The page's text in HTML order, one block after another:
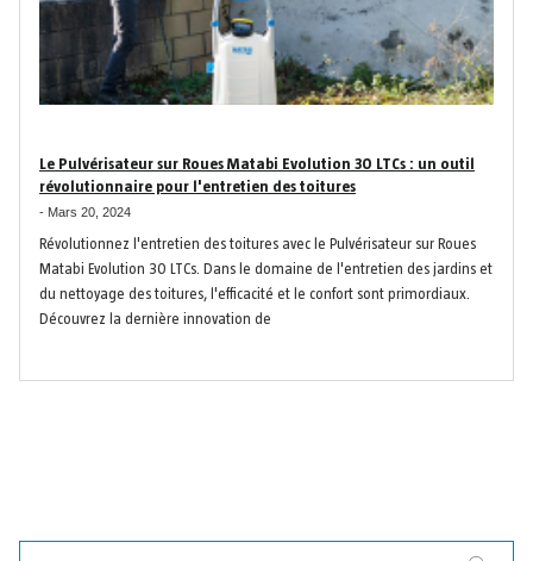
Le Pulvérisateur sur Roues Matabi Evolution 30 LTCs : un outil
révolutionnaire pour l'entretien des toitures
- Mars 20, 2024
Révolutionnez l'entretien des toitures avec le Pulvérisateur sur Roues
Matabi Evolution 30 LTCs. Dans le domaine de l'entretien des jardins et
du nettoyage des toitures, l'efficacité et le confort sont primordiaux.
Découvrez la dernière innovation de